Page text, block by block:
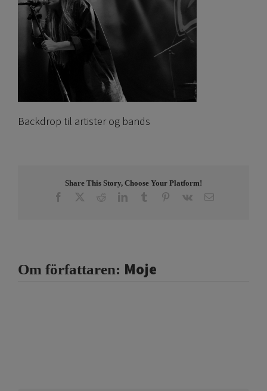
Backdrop til artister og bands
Share This Story, Choose Your Platform!
Facebook RedditLinkedInTumblr Pinterest
Vk E-
Om författaren: Moje